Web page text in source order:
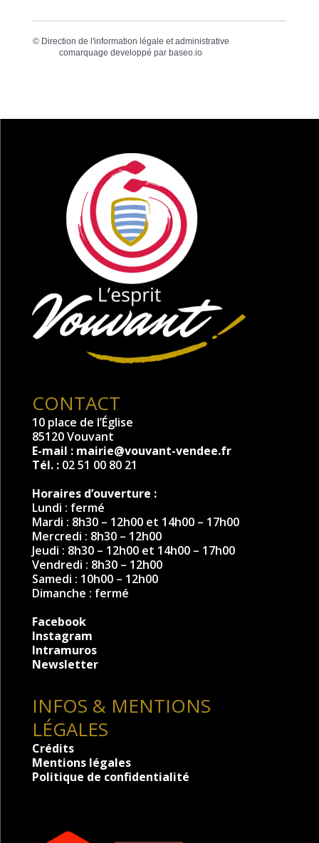
© Direction de l'information légale et administrative
comarquage developpé par baseo.io
CONTACT
10 place de l’Église
85120 Vouvant
E-mail : mairie@vouvant-vendee.fr
Tél. : 02 51 00 80 21
Horaires d’ouverture :
Lundi : fermé
Mardi : 8h30 – 12h00 et 14h00 – 17h00
Mercredi : 8h30 – 12h00
Jeudi : 8h30 – 12h00 et 14h00 – 17h00
Vendredi : 8h30 – 12h00
Samedi : 10h00 – 12h00
Dimanche : fermé
Facebook
Instagram
Intramuros
Newsletter
INFOS & MENTIONS
LÉGALES
Crédits
Mentions légales
Politique de confidentialité